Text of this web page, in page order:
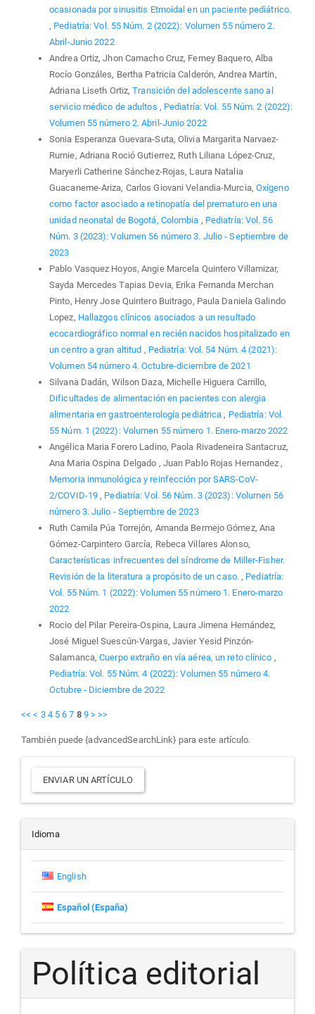
ocasionada por sinusitis Etmoidal en un paciente pediátrico.
, Pediatría: Vol. 55 Núm. 2 (2022): Volumen 55 número 2.
Abril-Junio 2022
Andrea Ortiz, Jhon Camacho Cruz, Ferney Baquero, Alba
Rocío Gonzáles, Bertha Patricia Calderón, Andrea Martin,
Adriana Liseth Ortiz,Transición del adolescente sano al
servicio médico de adultos , Pediatría: Vol. 55 Núm. 2 (2022):
Volumen 55 número 2. Abril-Junio 2022
Sonia Esperanza Guevara-Suta, Olivia Margarita Narvaez-
Rumie, Adriana Roció Gutierrez, Ruth Liliana López-Cruz,
Maryerli Catherine Sánchez-Rojas, Laura Natalia
Guacaneme-Ariza, Carlos Giovani Velandia-Murcia, Oxígeno
como factor asociado a retinopatía del prematuro en una
unidad neonatal de Bogotá, Colombia , Pediatría: Vol. 56
Núm. 3 (2023): Volumen 56 número 3. Julio - Septiembre de
2023
Pablo Vasquez Hoyos, Angie Marcela Quintero Villamizar,
Sayda Mercedes Tapias Devia, Erika Fernanda Merchan
Pinto, Henry Jose Quintero Buitrago, Paula Daniela Galindo
Lopez, Hallazgos clínicos asociados a un resultado
ecocardiográfico normal en recién nacidos hospitalizado en
un centro a gran altitud , Pediatría: Vol. 54 Núm. 4 (2021):
Volumen 54 número 4. Octubre-diciembre de 2021
Silvana Dadán, Wilson Daza, Michelle Higuera Carrillo,
Dificultades de alimentación en pacientes con alergia
alimentaria en gastroenterología pediátrica, Pediatría: Vol.
55 Núm. 1 (2022): Volumen 55 número 1. Enero-marzo 2022
Angélica Maria Forero Ladino, Paola Rivadeneira Santacruz,
Ana Maria Ospina Delgado , Juan Pablo Rojas Hernandez ,
Memoria inmunológica y reinfección por SARS-CoV-
2/COVID-19, Pediatría: Vol. 56 Núm. 3 (2023): Volumen 56
número 3. Julio - Septiembre de 2023
Ruth Camila Púa Torrejón, Amanda Bermejo Gómez, Ana
Gómez-Carpintero García, Rebeca Villares Alonso,
Características infrecuentes del síndrome de Miller-Fisher.
Revisión de la literatura a propósito de un caso., Pediatría:
Vol. 55 Núm. 1 (2022): Volumen 55 número 1. Enero-marzo
2022
Rocio del Pilar Pereira-Ospina, Laura Jimena Hernández,
José Miguel Suescún-Vargas, Javier Yesid Pinzón-
Salamanca,Cuerpo extraño en vía aérea, un reto clínico ,
Pediatría: Vol. 55 Núm. 4 (2022): Volumen 55 número 4.
Octubre - Diciembre de 2022
<< < 3 4 5 6 7 8 9 > >>
También puede {advancedSearchLink} para este artículo.
Enviar
un
artículo
ENVIAR UN ARTÍCULO
Idioma
English
Español (España)
Política editorial